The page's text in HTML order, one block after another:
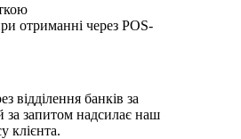
отриманні через POS-
відділення банків за
за запитом надсилає наш
клієнта.